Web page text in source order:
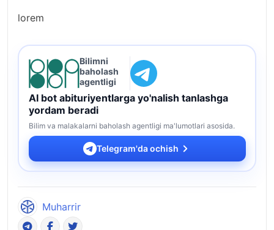
lorem
Bilimni
baholash
agentligi
AI bot abituriyentlarga yo'nalish tanlashga
yordam beradi
Bilim va malakalarni baholash agentligi ma'lumotlari asosida.
Telegram'da ochish
Muharrir